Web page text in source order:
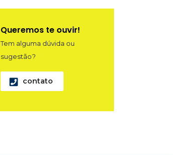
Queremos te ouvir!
Tem alguma dúvida ou
sugestão?
contato